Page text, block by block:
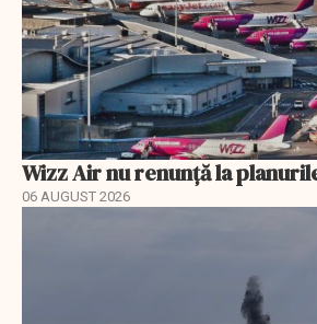
Wizz Air nu renunță la
06 AUGUST 2026